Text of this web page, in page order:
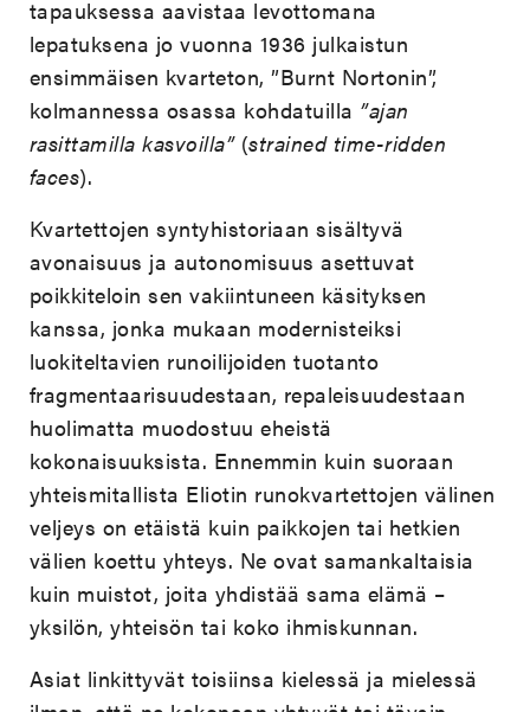
tapauksessa aavistaa levottomana
lepatuksena jo vuonna 1936 julkaistun
ensimmäisen kvarteton, ”Burnt Nortonin”,
kolmannessa osassa kohdatuilla ”ajan
rasittamilla kasvoilla”(strained time-ridden
faces).
Kvartettojen syntyhistoriaan sisältyvä
avonaisuus ja autonomisuus asettuvat
poikkiteloin sen vakiintuneen käsityksen
kanssa, jonka mukaan modernisteiksi
luokiteltavien runoilijoiden tuotanto
fragmentaarisuudestaan, repaleisuudestaan
huolimatta muodostuu eheistä
kokonaisuuksista. Ennemmin kuin suoraan
yhteismitallista Eliotin runokvartettojen välinen
veljeys on etäistä kuin paikkojen tai hetkien
välien koettu yhteys. Ne ovat samankaltaisia
kuin muistot, joita yhdistää sama elämä –
yksilön, yhteisön tai koko ihmiskunnan.
Asiat linkittyvät toisiinsa kielessä ja mielessä